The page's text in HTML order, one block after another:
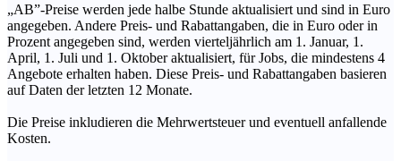
„AB”-Preise werden jede halbe Stunde aktualisiert und sind in Euro
angegeben. Andere Preis- und Rabattangaben, die in Euro oder in
Prozent angegeben sind, werden vierteljährlich am 1. Januar, 1.
April, 1. Juli und 1. Oktober aktualisiert, für Jobs, die mindestens 4
Angebote erhalten haben. Diese Preis- und Rabattangaben basieren
auf Daten der letzten 12 Monate.
Die Preise inkludieren die Mehrwertsteuer und eventuell anfallende
Kosten.